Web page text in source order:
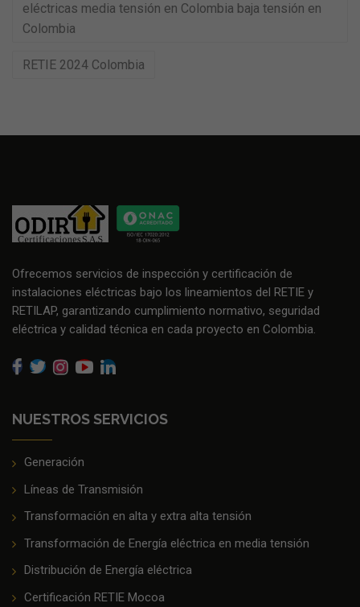
eléctricas media tensión en Colombia baja tensión en
Colombia
RETIE 2024 Colombia
Ofrecemos servicios de inspección y certificación de
instalaciones eléctricas bajo los lineamientos del RETIE y
RETILAP, garantizando cumplimiento normativo, seguridad
eléctrica y calidad técnica en cada proyecto en Colombia.
NUESTROS SERVICIOS
Generación
Líneas de Transmisión
Transformación en alta y extra alta tensión
Transformación de Energía eléctrica en media tensión
Distribución de Energía eléctrica
Certificación RETIE Mocoa